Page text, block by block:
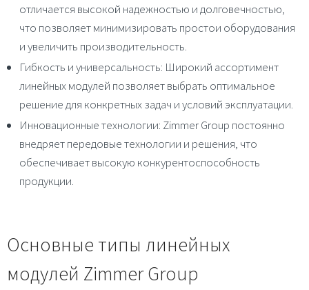
отличается высокой надежностью и долговечностью,
что позволяет минимизировать простои оборудования
и увеличить производительность.
Гибкость и универсальность: Широкий ассортимент
линейных модулей позволяет выбрать оптимальное
решение для конкретных задач и условий эксплуатации.
Инновационные технологии: Zimmer Group постоянно
внедряет передовые технологии и решения, что
обеспечивает высокую конкурентоспособность
продукции.
Основные типы линейных
модулей Zimmer Group